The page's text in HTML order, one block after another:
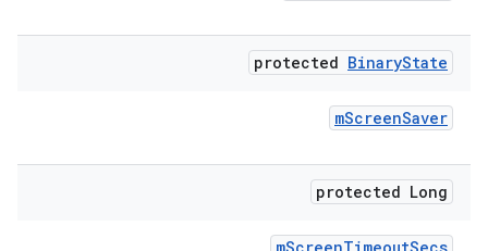
protected BinaryState
mScreenSaver
protected Long